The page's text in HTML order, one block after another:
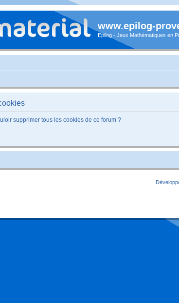
www.epilog-
Epilog - Jeux Mathématiques en
supprimer tous les cookies de ce forum ?